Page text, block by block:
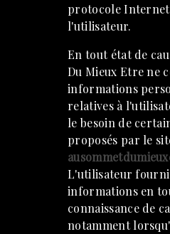
protocole
l'utilisateur.
En tout état de
Du Mieux Etre ne
informations
relatives à
le besoin de
proposés par le
L'utilisateur
informations en
connaissance de
notamment